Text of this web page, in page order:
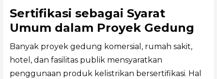
Sertifikasi sebagai Syarat
Umum dalam Proyek Gedung
Banyak proyek gedung komersial, rumah sakit,
hotel, dan fasilitas publik mensyaratkan
penggunaan produk kelistrikan bersertifikasi. Hal